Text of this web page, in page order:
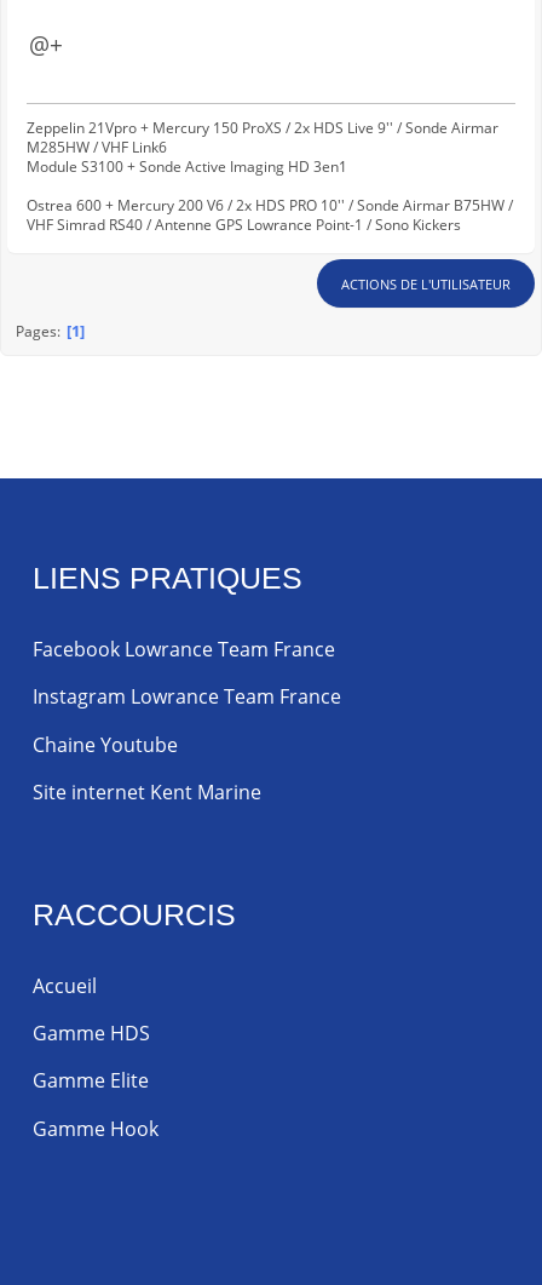
@+
Zeppelin 21Vpro + Mercury 150 ProXS / 2x HDS Live 9'' / Sonde Airmar
M285HW / VHF Link6
Module S3100 + Sonde Active Imaging HD 3en1
Ostrea 600 + Mercury 200 V6 / 2x HDS PRO 10'' / Sonde Airmar B75HW /
VHF Simrad RS40 / Antenne GPS Lowrance Point-1 / Sono Kickers
ACTIONS DE L'UTILISATEUR
Pages 1
LIENS PRATIQUES
Facebook Lowrance Team France
Instagram Lowrance Team France
Chaine Youtube
Site internet Kent Marine
RACCOURCIS
Accueil
Gamme HDS
Gamme Elite
Gamme Hook